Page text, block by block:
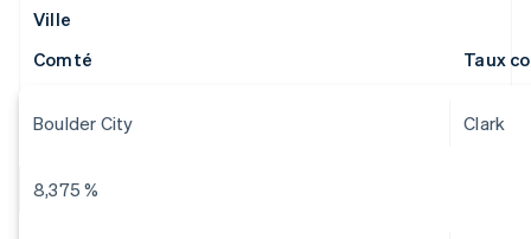
Ville
Comté
Taux
Boulder City Clark
8,375 %